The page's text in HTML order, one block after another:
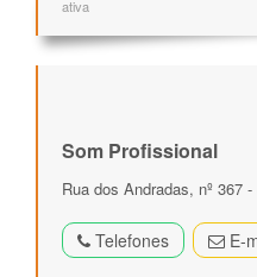
ativa
Som Profissional
Rua dos Andradas, nº 367
Telefones E-